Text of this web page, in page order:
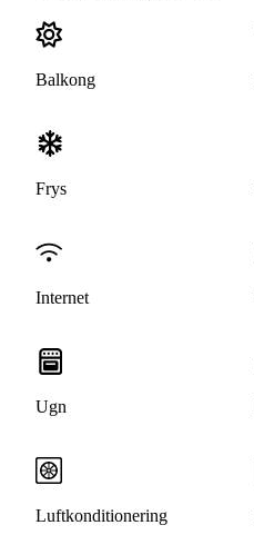
Balkong
Frys
Internet
Ugn
Luftkonditionering